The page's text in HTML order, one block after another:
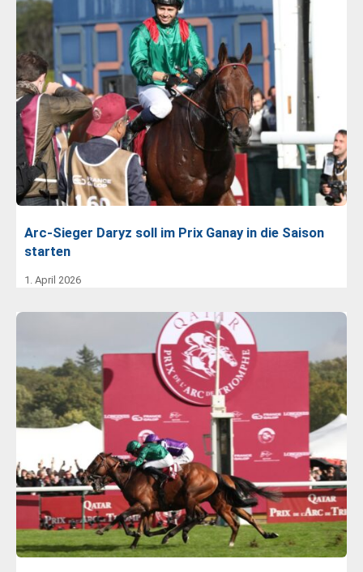
Arc-Sieger Daryz soll im Prix Ganay in die Saison
starten
1. April 2026